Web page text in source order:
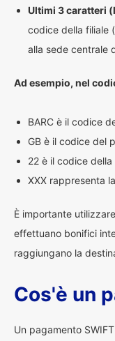
Ultimi 3 caratteri
codice della filiale
alla sede centrale
Ad esempio, nel
BARC è il codice
GB è il codice del
22 è il codice della
XXX rappresenta
È importante
effettuano bonifici
raggiungano la
Cos'è un
Un pagamento